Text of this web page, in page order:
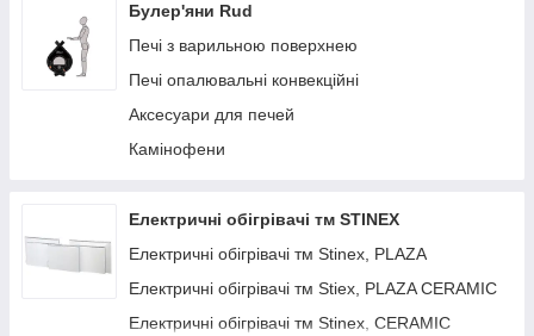
Булер'яни Rud
Печі з варильною поверхнею
Печі опалювальні конвекційні
Аксесуари для печей
Камінофени
Електричні обігрівачі тм STINEX
Електричні обігрівачі тм Stinex, PLAZA
Електричні обігрівачі тм Stiex, PLAZA CERAMIC
Електричні обігрівачі тм Stinex, CERAMIC